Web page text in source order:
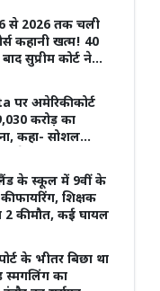
लखनऊ-कानपुर
ने शेयर किया
से 2026 तक चली
कहानी खत्म! 40
कोर्ट ने
जानिए क्यों नहीं
हुए आरोप?
पर अमेरिकी कोर्ट
करोड़ का
कहा- सोशल
पर पड़ा बुरा असर
के स्कूल में 9वीं के
की फायरिंग, शिक्षक
की मौत, कई घायल
के भीतर बिछा था
स्मगलिंग का